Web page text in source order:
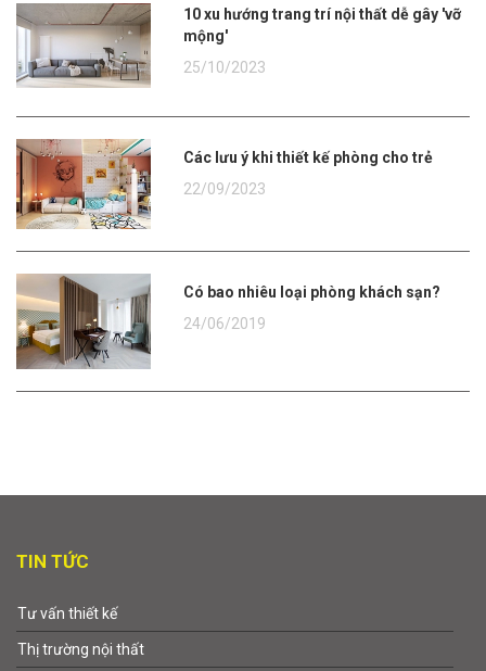
10 xu hướng trang trí nội thất dễ gây 'vỡ
mộng'
25/10/2023
Các lưu ý khi thiết kế phòng cho trẻ
22/09/2023
Có bao nhiêu loại phòng khách sạn?
24/06/2019
TIN TỨC
Tư vấn thiết kế
Thị trường nội thất